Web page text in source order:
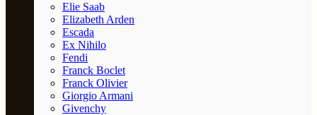
Elie Saab
Elizabeth Arden
Escada
Ex Nihilo
Fendi
Franck Boclet
Franck Olivier
Giorgio Armani
Givenchy